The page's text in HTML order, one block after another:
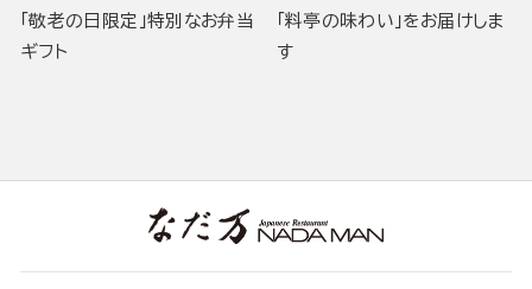
「敬老の日限定」特別なお弁当
ギフト
「料亭の味わい」をお届けしま
す